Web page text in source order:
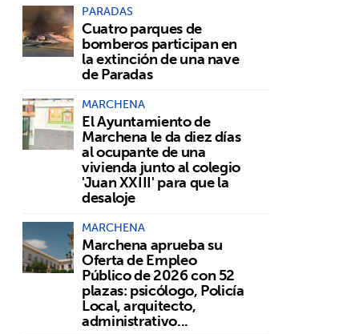
PARADAS
Cuatro parques de
bomberos participan en
la extinción de una nave
de Paradas
MARCHENA
El Ayuntamiento de
Marchena le da diez días
al ocupante de una
vivienda junto al colegio
'Juan XXIII' para que la
desaloje
MARCHENA
Marchena aprueba su
Oferta de Empleo
Público de 2026 con 52
plazas: psicólogo, Policía
Local, arquitecto,
administrativo...